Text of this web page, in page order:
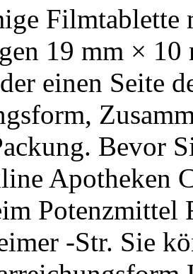
Filmtablette
19 mm ×
einen Seite
Bevor
Apotheken
Potenzmittel
-Str. Sie